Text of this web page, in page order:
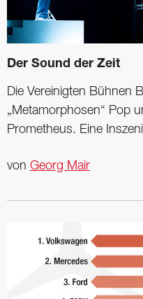
Der Sound der Zeit
Die Vereinigten Bühnen
„Metamorphosen“ Pop
Prometheus. Eine
von Georg Mair